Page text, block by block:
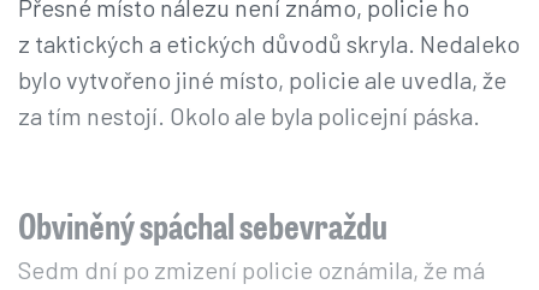
Přesné místo nálezu není známo, policie ho
z taktických a etických důvodů skryla. Nedaleko
bylo vytvořeno jiné místo, policie ale uvedla, že
za tím nestojí. Okolo ale byla policejní páska.
Obviněný spáchal sebevraždu
Sedm dní po zmizení policie oznámila, že má